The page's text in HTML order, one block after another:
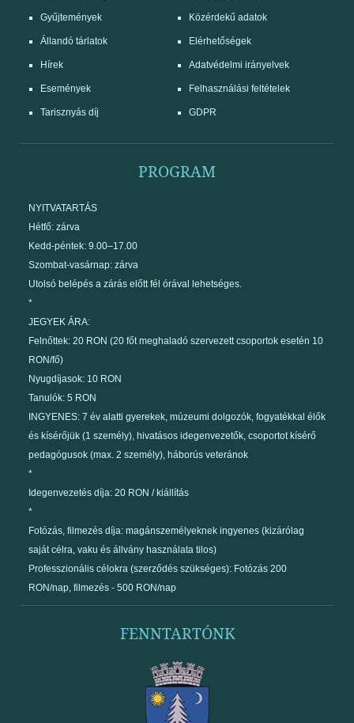
Gyűjtemények
Állandó tárlatok
Hírek
Események
Tarisznyás díj
Közérdekű adatok
Elérhetőségek
Adatvédelmi irányelvek
Felhasználási feltételek
GDPR
PROGRAM
NYITVATARTÁS
Hétfő: zárva
Kedd-péntek: 9.00–17.00
Szombat-vasárnap: zárva
Utolsó belépés a zárás előtt fél órával lehetséges.
*
JEGYEK ÁRA:
Felnőttek: 20 RON (20 főt meghaladó szervezett csoportok esetén 10
RON/fő)
Nyugdíjasok: 10 RON
Tanulók: 5 RON
INGYENES: 7 év alatti gyerekek, múzeumi dolgozók, fogyatékkal élők
és kísérőjük (1 személy), hivatásos idegenvezetők, csoportot kísérő
pedagógusok (max. 2 személy), háborús veteránok
*
Idegenvezetés díja: 20 RON / kiállítás
*
Fotózás, filmezés díja: magánszemélyeknek ingyenes (kizárólag
saját célra, vaku és állvány használata tilos)
Professzionális célokra (szerződés szükséges): Fotózás 200
RON/nap, filmezés - 500 RON/nap
FENNTARTÓNK